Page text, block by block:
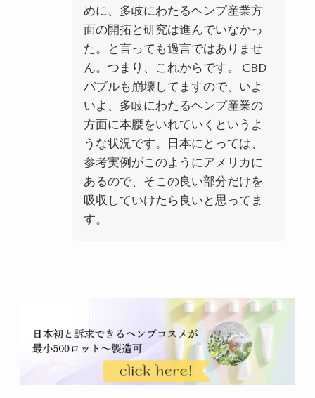
めに、多岐にわたるヘンプ産業方
面の開拓と研究は進んでいなかっ
た。と言っても過言ではありませ
ん。つまり、これからです。 CBD
バブルも崩壊してますので、いよ
いよ、多岐にわたるヘンプ産業の
方面に本腰をいれていくというよ
うな状況です。日本にとっては、
参考実例がこのようにアメリカに
あるので、そこの良い部分だけを
吸収していけたら良いと思ってま
す。